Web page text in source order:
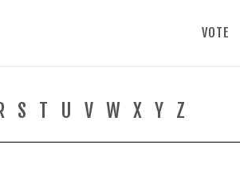
VOTE
R S T U V W X Y Z